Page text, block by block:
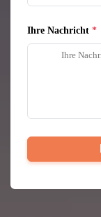
Ihre Nachricht